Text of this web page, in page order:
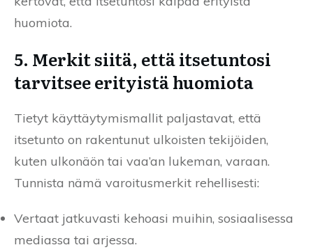
huomiota.
5. Merkit siitä, että itsetuntosi
tarvitsee erityistä huomiota
Tietyt käyttäytymismallit paljastavat, että
itsetunto on rakentunut ulkoisten tekijöiden,
kuten ulkonäön tai vaa’an lukeman, varaan.
Tunnista nämä varoitusmerkit rehellisesti:
Vertaat jatkuvasti kehoasi muihin, sosiaalisessa
mediassa tai arjessa.